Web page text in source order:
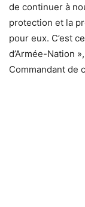
de continuer à
protection et la
pour eux. C’est
d’Armée-Nation
Commandant de